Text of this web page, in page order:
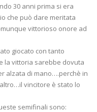
30 anni prima si era
che può dare meritata
vittorioso onore ad
giocato con tanto
la vittoria sarebbe dovuta
alzata di mano….perchè in
vincitore è stato lo
semifinali sono: